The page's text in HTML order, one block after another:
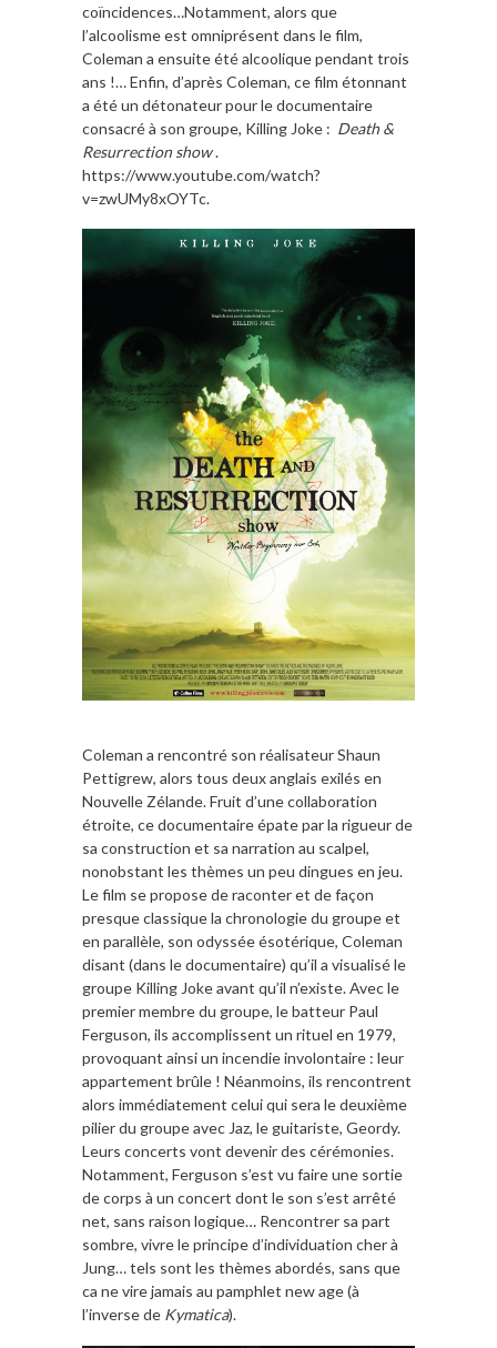
coïncidences…Notamment, alors que
l’alcoolisme est omniprésent dans le film,
Coleman a ensuite été alcoolique pendant trois
ans !… Enfin, d’après Coleman, ce film étonnant
a été un détonateur pour le documentaire
consacré à son groupe, Killing Joke : Death &
Resurrection show.
https://www.youtube.com/watch?
v=zwUMy8xOYTc.
Coleman a rencontré son réalisateur Shaun
Pettigrew, alors tous deux anglais exilés en
Nouvelle Zélande. Fruit d’une collaboration
étroite, ce documentaire épate par la rigueur de
sa construction et sa narration au scalpel,
nonobstant les thèmes un peu dingues en jeu.
Le film se propose de raconter et de façon
presque classique la chronologie du groupe et
en parallèle, son odyssée ésotérique, Coleman
disant (dans le documentaire) qu’il a visualisé le
groupe Killing Joke avant qu’il n’existe. Avec le
premier membre du groupe, le batteur Paul
Ferguson, ils accomplissent un rituel en 1979,
provoquant ainsi un incendie involontaire : leur
appartement brûle ! Néanmoins, ils rencontrent
alors immédiatement celui qui sera le deuxième
pilier du groupe avec Jaz, le guitariste, Geordy.
Leurs concerts vont devenir des cérémonies.
Notamment, Ferguson s’est vu faire une sortie
de corps à un concert dont le son s’est arrêté
net, sans raison logique… Rencontrer sa part
sombre, vivre le principe d’individuation cher à
Jung… tels sont les thèmes abordés, sans que
ca ne vire jamais au pamphlet new age (à
l’inverse de Kymatica).